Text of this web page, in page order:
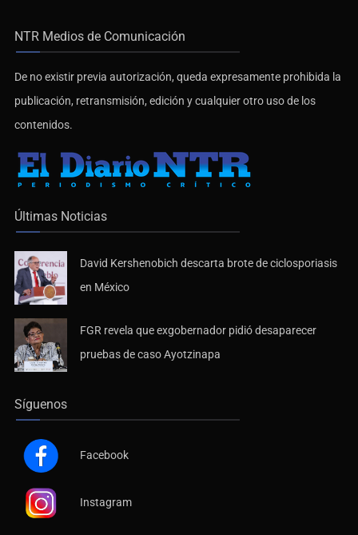
NTR Medios de Comunicación
De no existir previa autorización, queda expresamente prohibida la
publicación, retransmisión, edición y cualquier otro uso de los
contenidos.
Últimas Noticias
David Kershenobich descarta brote de ciclosporiasis
en México
FGR revela que exgobernador pidió desaparecer
pruebas de caso Ayotzinapa
Síguenos
Facebook
Instagram